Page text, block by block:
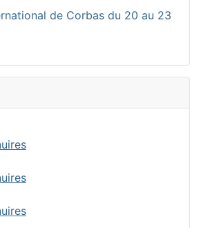
de Corbas du 20 au 23